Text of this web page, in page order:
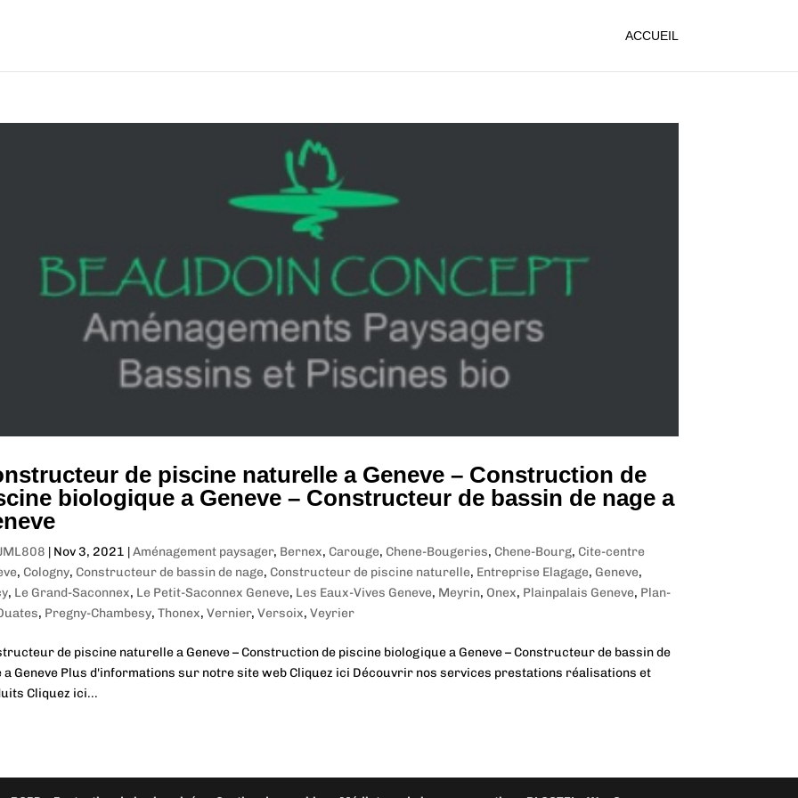
ACCUEIL
de piscine naturelle a Geneve – Construction de
biologique a Geneve – Constructeur de bassin de nage a
| Nov 3, 2021 |Aménagement paysager, Bernex, Carouge, Chene-Bougeries, Chene-Bourg, Cite-centre
, Cologny, Constructeur de bassin de nage, Constructeur de piscine naturelle, Entreprise Elagage, Geneve,
, Le Grand-Saconnex, Le Petit-Saconnex Geneve, Les Eaux-Vives Geneve, Meyrin, Onex, Plainpalais Geneve, Plan-
, Pregny-Chambesy, Thonex, Vernier, Versoix, Veyrier
de piscine naturelle a Geneve – Construction de piscine biologique a Geneve – Constructeur de bassin de
a Geneve Plus d'informations sur notre site web Cliquez ici Découvrir nos services prestations réalisations et
Cliquez ici...